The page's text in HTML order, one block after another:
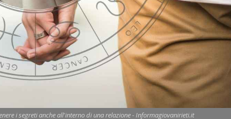
i segreti anche all'interno di una relazione - Informagiovanirieti.it